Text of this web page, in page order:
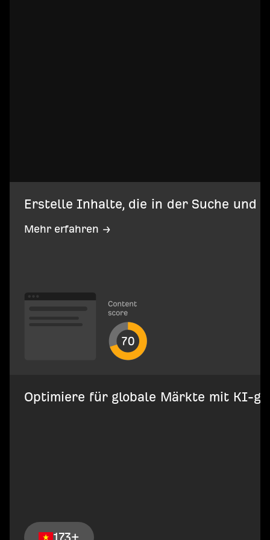
Erstelle Inhalte, die in der Suche und
Mehr erfahren →
Optimiere für globale Märkte mit KI-